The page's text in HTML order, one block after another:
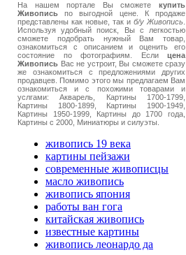
На нашем портале Вы сможете купить
Живопись по выгодной цене. К продаже
представлены как новые, так и б/у Живопись
Используя удобный поиск, Вы с легкостью
сможете подобрать нужный Вам товар,
ознакомиться с описанием и оценить его
состояние по фотографиям. Если цена
Живопись Вас не устроит, Вы сможете сразу
же ознакомиться с предложениями других
продавцев. Помимо этого мы предлагаем Вам
ознакомиться и с похожими товарами и
услгами: Акварель, Картины 1700-1799,
Картины 1800-1899, Картины 1900-1949,
Картины 1950-1999, Картины до 1700 года,
Картины с 2000, Миниатюры и силуэты.
живопись 19 века
картины пейзажи
современные живописцы
масло живопись
живопись япония
работы ван гога
китайская живопись
известные картины
живопись леонардо да